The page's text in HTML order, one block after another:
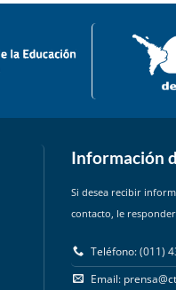
Información
Si desea recibir
contacto, le
Teléfono: (011)
Email: